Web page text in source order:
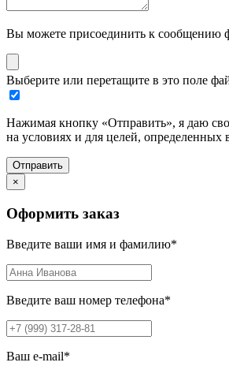
Вы можете присоединить к сообщению
Выберите или перетащите в это поле
Нажимая кнопку «Отправить», я даю
на условиях и для целей, определенных
Отправить
×
Оформить заказ
Введите ваши имя и фамилию*
Введите ваш номер телефона*
Ваш e-mail*